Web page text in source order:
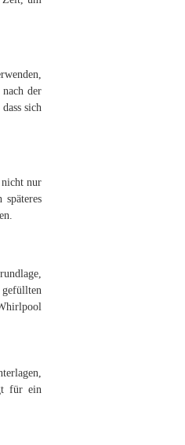
der
sich
nicht nur
für ein